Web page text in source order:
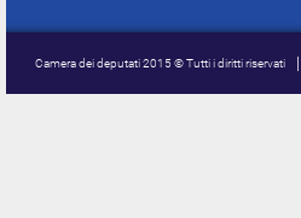
Camera dei deputati 2015 © Tutti i diritti riservati